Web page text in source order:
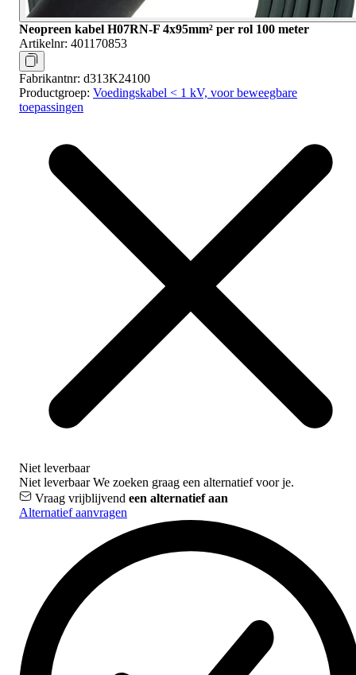
Neopreen kabel H07RN-F 4x95mm² per rol 100 meter
Artikelnr: 401170853
Fabrikantnr: d313K24100
Productgroep: Voedingskabel < 1 kV, voor beweegbare
toepassingen
Niet leverbaar
Niet leverbaarWe zoeken graag een alternatief voor je.
Vraag vrijblijvend een alternatief aan
Alternatief aanvragen